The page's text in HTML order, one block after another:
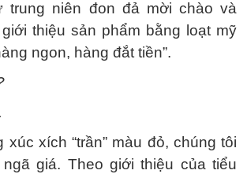
trung niên đon đả mời chào và
thiệu sản phẩm bằng loạt mỹ
ngon, hàng đắt tiền”.
xúc xích “trần” màu đỏ, chúng tôi
giá. Theo giới thiệu của tiểu